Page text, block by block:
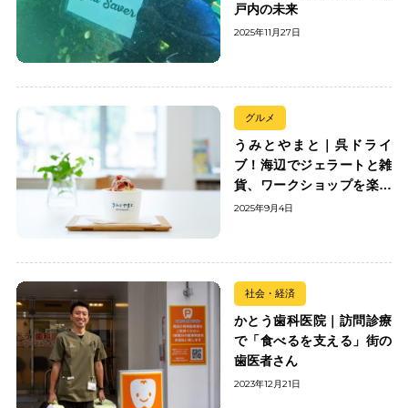
戸内の未来
2025年11月27日
グルメ
うみとやまと｜呉ドライ
ブ！海辺でジェラートと雑
貨、ワークショップを楽し
む
2025年9月4日
社会・経済
かとう歯科医院｜訪問診療
で「食べるを支える」街の
歯医者さん
2023年12月21日